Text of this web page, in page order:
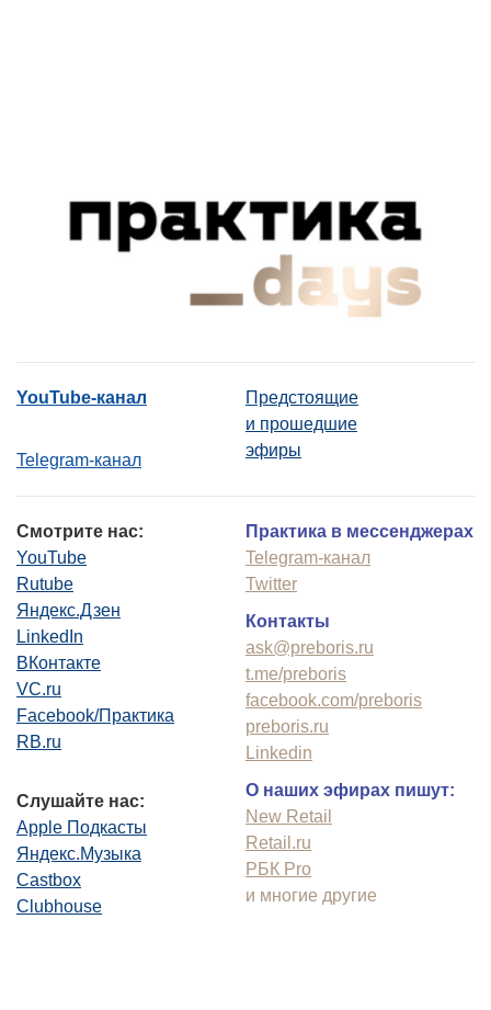
YouTube-канал
Telegram-канал
Предстоящие
и прошедшие
эфиры
Смотрите нас:
YouTube
Rutube
Яндекс.Дзен
LinkedIn
ВКонтакте
VC.ru
Facebook/Практика
RB.ru
Слушайте нас:
Apple Подкасты
Яндекс.Музыка
Castbox
Clubhouse
Практика в мессенджерах
Telegram-канал
Twitter
Контакты
ask@preboris.ru
t.me/preboris
facebook.com/preboris
preboris.ru
Linkedin
О наших эфирах пишут:
New Retail
Retail.ru
РБК Pro
и многие другие